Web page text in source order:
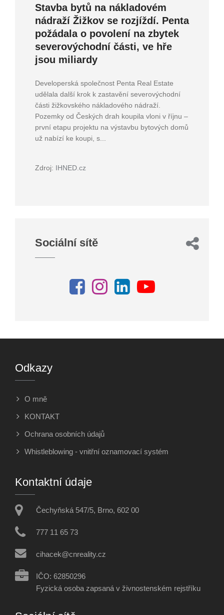
Stavba bytů na nákladovém
nádraží Žižkov se rozjíždí. Penta
požádala o povolení na zbytek
severovýchodní části, ve hře
jsou miliardy
Developerská společnost Penta Real Estate
udělala další krok k zastavění severovýchodní
části žižkovského nákladového nádraží.
Pozemky od Českých drah koupila vloni v říjnu –
první etapu projektu na výstavbu bytových domů
už nabízí ke koupi, s...
Zdroj: IHNED.cz
Sociální sítě
Odkazy
O mně
KONTAKT
Ochrana osobních údajů
Whistleblowing - vnitřní oznamovací systém
Kontaktní údaje
Čechyňská 547/5, Brno, 602 00
777 11 65 73
cihacek@cnreality.cz
IČO: 62850296
Fyzická osoba zapsaná v živnostenském rejstříku